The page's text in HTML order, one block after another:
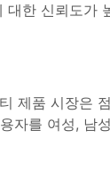
한 신뢰도가
제품 시장은
자를 여성, 남